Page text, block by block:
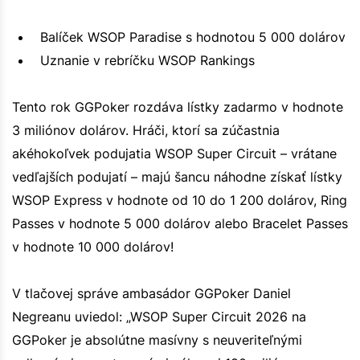
Balíček WSOP Paradise s hodnotou 5 000 dolárov
Uznanie v rebríčku WSOP Rankings
Tento rok GGPoker rozdáva lístky zadarmo v hodnote
3 miliónov dolárov. Hráči, ktorí sa zúčastnia
akéhokoľvek podujatia WSOP Super Circuit – vrátane
vedľajších podujatí – majú šancu náhodne získať lístky
WSOP Express v hodnote od 10 do 1 200 dolárov, Ring
Passes v hodnote 5 000 dolárov alebo Bracelet Passes
v hodnote 10 000 dolárov!
V tlačovej správe ambasádor GGPoker Daniel
Negreanu uviedol: „WSOP Super Circuit 2026 na
GGPoker je absolútne masívny s neuveriteľnými